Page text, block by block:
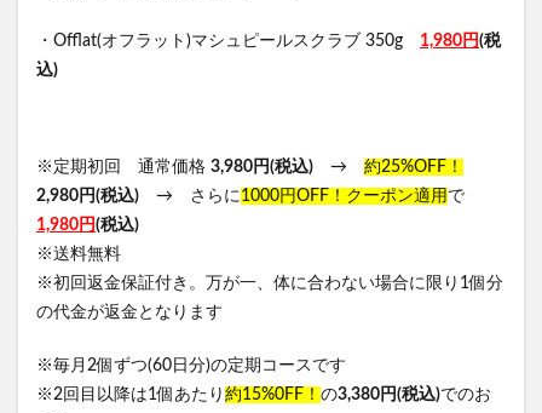
・Offlat(オフラット)マシュピールスクラブ 350g 1,980円(税
込)
※定期初回 通常価格 3,980円(税込) → 約25%OFF！
2,980円(税込) → さらに 1000円OFF！クーポン適用 で
1,980円(税込)
※送料無料
※初回返金保証付き。万が一、体に合わない場合に限り1個分
の代金が返金となります
※毎月2個ずつ(60日分)の定期コースです
※2回目以降は1個あたり 約15%0FF！ の3,380円(税込)でのお